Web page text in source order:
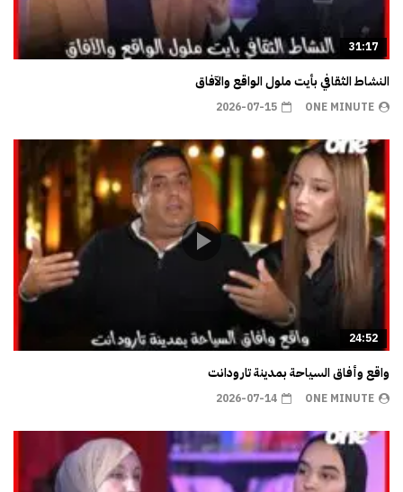
31:17
النشاط الثقافي بأيت ملول الواقع والآفاق
ONE MINUTE
2026-07-15
24:52
واقع وأفاق السياحة بمدينة تارودانت
ONE MINUTE
2026-07-14